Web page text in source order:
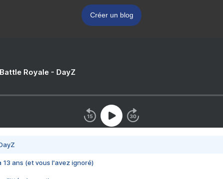
Créer un blog
Royale - DayZ
13 ans (et vous l'avez ignoré)